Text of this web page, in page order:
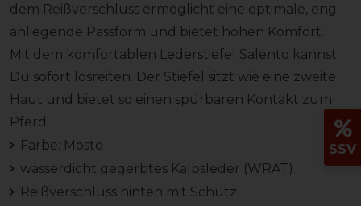
dem Reißverschluss ermöglicht eine optimale, eng
anliegende Passform und bietet hohen Komfort.
Mit dem komfortablen Lederstiefel Salento kannst
Du sofort losreiten. Der Stiefel sitzt wie eine zweite
Haut und bietet so einen spürbaren Kontakt zum
Pferd.
Farbe: Mosto
wasserdicht gegerbtes Kalbsleder (WRAT)
Reißverschluss hinten mit Schutz
SSV